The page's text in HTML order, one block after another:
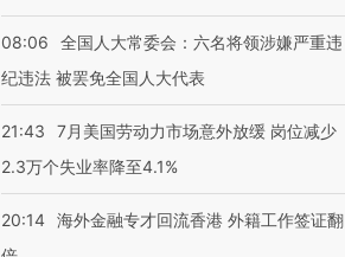
08:06
全国人大常委会：六名将领涉嫌严重违
纪违法 被罢免全国人大代表
21:43
7月美国劳动力市场意外放缓 岗位减少
2.3万个失业率降至4.1%
20:14 海外金融专才回流香港 外籍工作签证翻